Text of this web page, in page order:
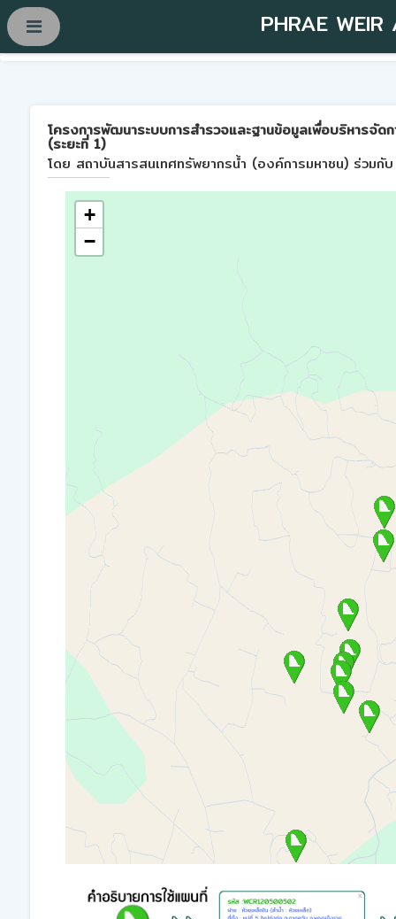
PHRAE WEIR
โครงการพัฒนาระบบการสำรวจและฐานข้อมูลเพื่อบริหารจั
(ระยะที่ 1)
โดย สถาบันสารสนเทศทรัพยากรน้ำ (องค์การมหาชน) ร่วมกั
+
−